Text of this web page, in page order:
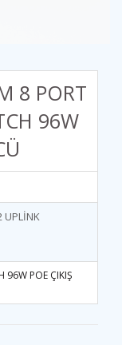
8 PORT
96W
UPLİNK
96W POE ÇIKIŞ